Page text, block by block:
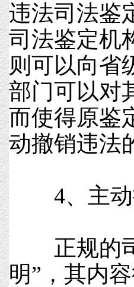
违法司法鉴
司法鉴定机
则可以向省
部门可以对
而使得原鉴
动撤销违法
4、主动
正规的司
明”，其内